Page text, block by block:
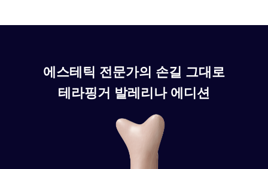
에스테틱 전문가의 손길 그대로
테라핑거 발레리나 에디션